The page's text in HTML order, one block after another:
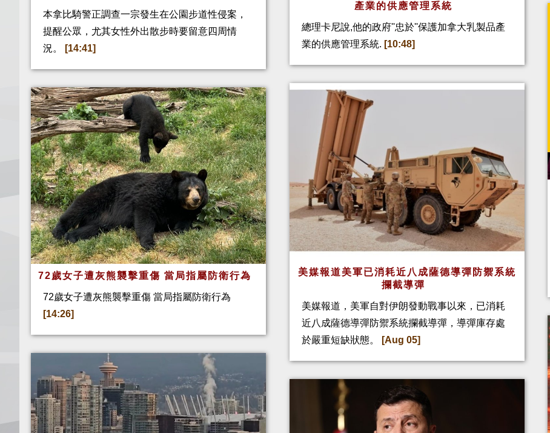
本拿比騎警正調查一宗發生在公園步道性侵案，
提醒公眾，尤其女性外出散步時要留意四周情
況。
[14:41]
72歲女子遭灰熊襲擊重傷 當局指屬防衛行為
72歲女子遭灰熊襲擊重傷 當局指屬防衛行為
[14:26]
產業的供應管理系統
總理卡尼說,他的政府''忠於''保護加拿大乳製品產
業的供應管理系統. [10:48]
美媒報道美軍已消耗近八成薩德導彈防禦系統
攔截導彈
美媒報道，美軍自對伊朗發動戰事以來，已消耗
近八成薩德導彈防禦系統攔截導彈，導彈庫存處
於嚴重短缺狀態。
[Aug 05]